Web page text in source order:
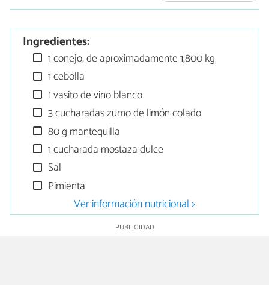
Ingredientes:
1 conejo, de aproximadamente 1,800 kg
1 cebolla
1 vasito de vino blanco
3 cucharadas zumo de limón colado
80 g mantequilla
1 cucharada mostaza dulce
Sal
Pimienta
Ver información nutricional >